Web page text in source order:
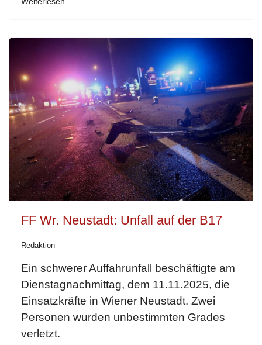
FF Wr. Neustadt: Unfall auf der B17
Redaktion
Ein schwerer Auffahrunfall beschäftigte am
Dienstagnachmittag, dem 11.11.2025, die
Einsatzkräfte in Wiener Neustadt. Zwei
Personen wurden unbestimmten Grades
verletzt.